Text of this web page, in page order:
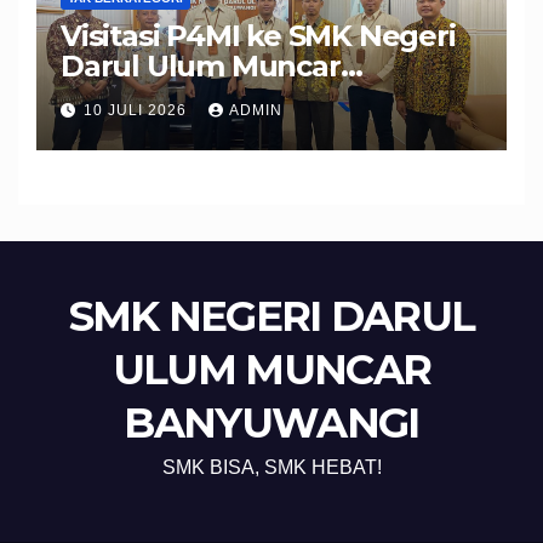
Visitasi P4MI ke SMK Negeri
Darul Ulum Muncar
Banyuwangi Perkuat Sinergi
Edukasi dan Perlindungan
Calon Pekerja Migran
10 JULI 2026 ADMIN
SMK NEGERI DARUL
ULUM MUNCAR
BANYUWANGI
SMK BISA, SMK HEBAT!